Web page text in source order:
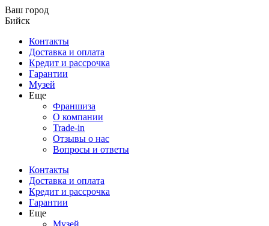
Ваш город
Бийск
Контакты
Доставка и оплата
Кредит и рассрочка
Гарантии
Музей
Еще
Франшиза
О компании
Trade-in
Отзывы о нас
Вопросы и ответы
Контакты
Доставка и оплата
Кредит и рассрочка
Гарантии
Еще
Музей